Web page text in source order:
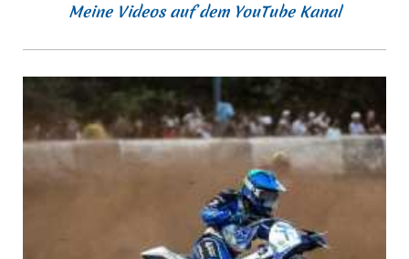
Meine Videos auf dem YouTube Kanal